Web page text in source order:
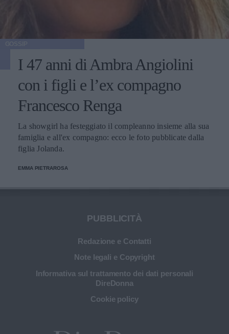
I 47 anni di Ambra Angiolini
con i figli e l’ex compagno
Francesco Renga
La showgirl ha festeggiato il compleanno insieme alla sua
famiglia e all'ex compagno: ecco le foto pubblicate dalla
figlia Jolanda.
EMMA PIETRAROSA
PUBBLICITÀ
Redazione e Contatti
Note legali e Copyright
Informativa sul trattamento dei dati personali
DireDonna
Cookie policy